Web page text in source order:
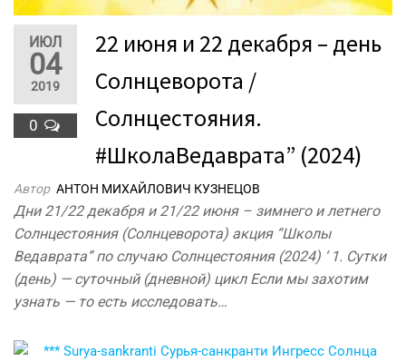
ИЮЛ
04
2019
0
22 июня и 22 декабря – день
Солнцеворота /
Солнцестояния.
#ШколаВедаврата” (2024)
Автор АНТОН МИХАЙЛОВИЧ КУЗНЕЦОВ
Дни 21/22 декабря и 21/22 июня – зимнего и летнего
Солнцестояния (Солнцеворота) акция “Школы
Ведаврата” по случаю Солнцестояния (2024) ‘ 1. Сутки
(день) — суточный (дневной) цикл Если мы захотим
узнать — то есть исследовать…